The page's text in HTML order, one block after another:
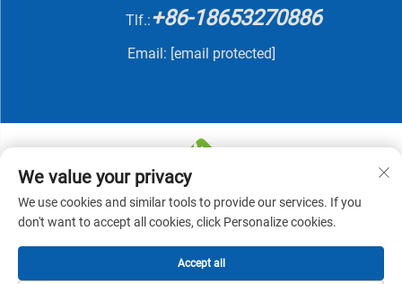
Tlf.:+86-18653270886
Email: [email protected]
Copyright © 2025 af QINGDAO NUTRIVIT BIOTECH CO.,
LTD - Privatlivspolitik
We value your privacy
We use cookies and similar tools to provide our services. If you
don't want to accept all cookies, click Personalize cookies.
Accept all